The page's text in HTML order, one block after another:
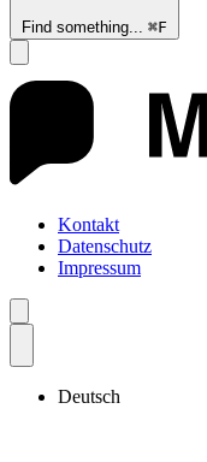
Find something... ⌘F
Kontakt
Datenschutz
Impressum
Deutsch